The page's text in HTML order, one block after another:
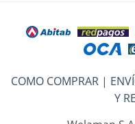
COMO COMPRAR|
Y